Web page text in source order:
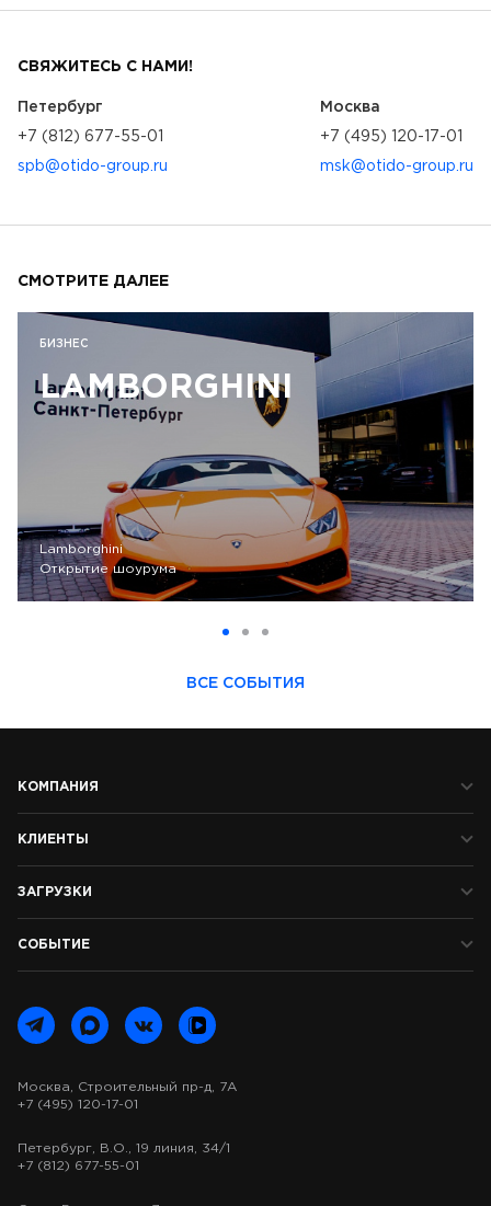
СВЯЖИТЕСЬ С НАМИ!
Петербург
+7 (812) 677-55-01
spb@otido-group.ru
Москва
+7 (495) 120-17-01
msk@otido-group.ru
СМОТРИТЕ ДАЛЕЕ
БИЗНЕС
LAMBORGHINI
Lamborghini
Открытие шоурума
ВСЕ СОБЫТИЯ
Москва, Строительный пр-д, 7А
+7 (495) 120-17-01
Петербург, В.О., 19 линия, 34/1
+7 (812) 677-55-01
КОМПАНИЯ
КЛИЕНТЫ
ЗАГРУЗКИ
СОБЫТИЕ